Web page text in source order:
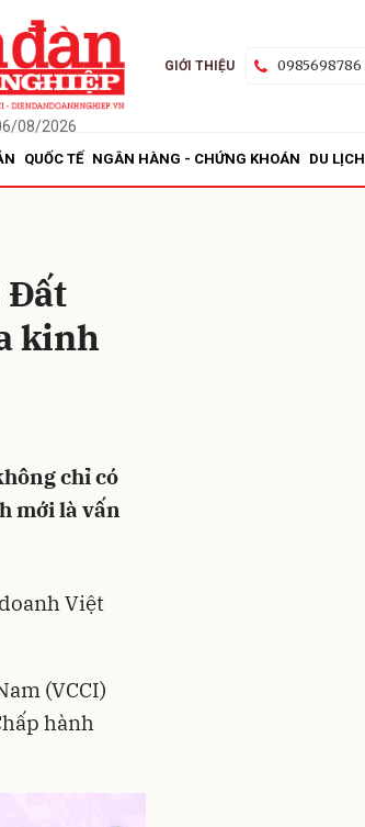
08/2026
GIỚI THIỆU 0985698786
QUỐC TẾ NGÂN HÀNG - CHỨNG KHOÁN DU LỊCH
Đất
kinh
chỉ có
mới là vấn
Việt
(VCCI)
hành